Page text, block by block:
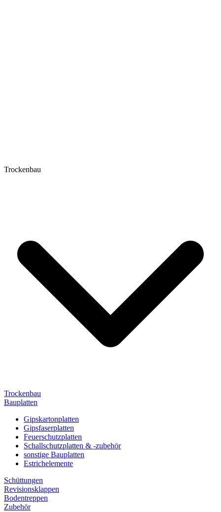
Trockenbau
Trockenbau
Bauplatten
Gipskartonplatten
Gipsfaserplatten
Feuerschutzplatten
Schallschutzplatten & -zubehör
sonstige Bauplatten
Estrichelemente
Schüttungen
Revisionsklappen
Bodentreppen
Zubehör